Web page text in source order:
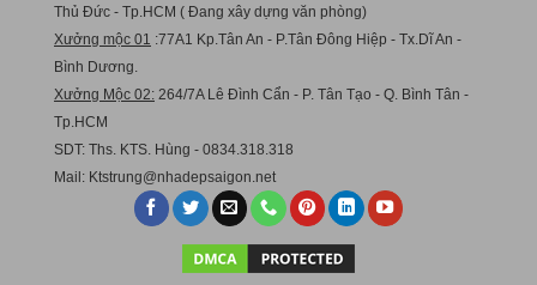
Thủ Đức - Tp.HCM ( Đang xây dựng văn phòng)
Xưởng mộc 01
:77A1 Kp.Tân An - P.Tân Đông Hiệp - Tx.Dĩ An -
Bình Dương.
Xưởng Mộc 02: 264/7A Lê Đình Cẩn - P. Tân Tạo - Q. Bình Tân -
Tp.HCM
SDT: Ths. KTS. Hùng - 0834.318.318
Mail: Ktstrung@nhadepsaigon.net